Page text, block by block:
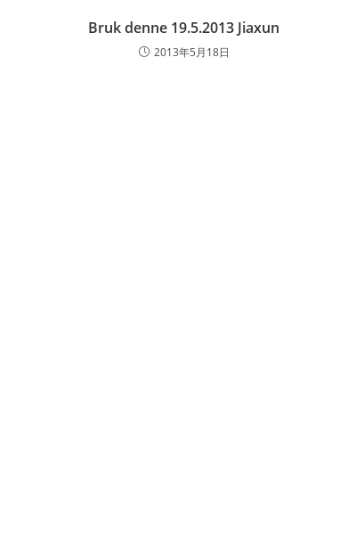
Bruk denne 19.5.2013 Jiaxun
2013年5月18日